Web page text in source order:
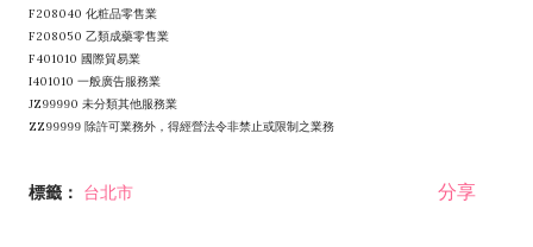
F208040 化粧品零售業
F208050 乙類成藥零售業
F401010 國際貿易業
I401010 一般廣告服務業
JZ99990 未分類其他服務業
ZZ99999 除許可業務外，得經營法令非禁止或限制之業務
標籤： 台北市 分享